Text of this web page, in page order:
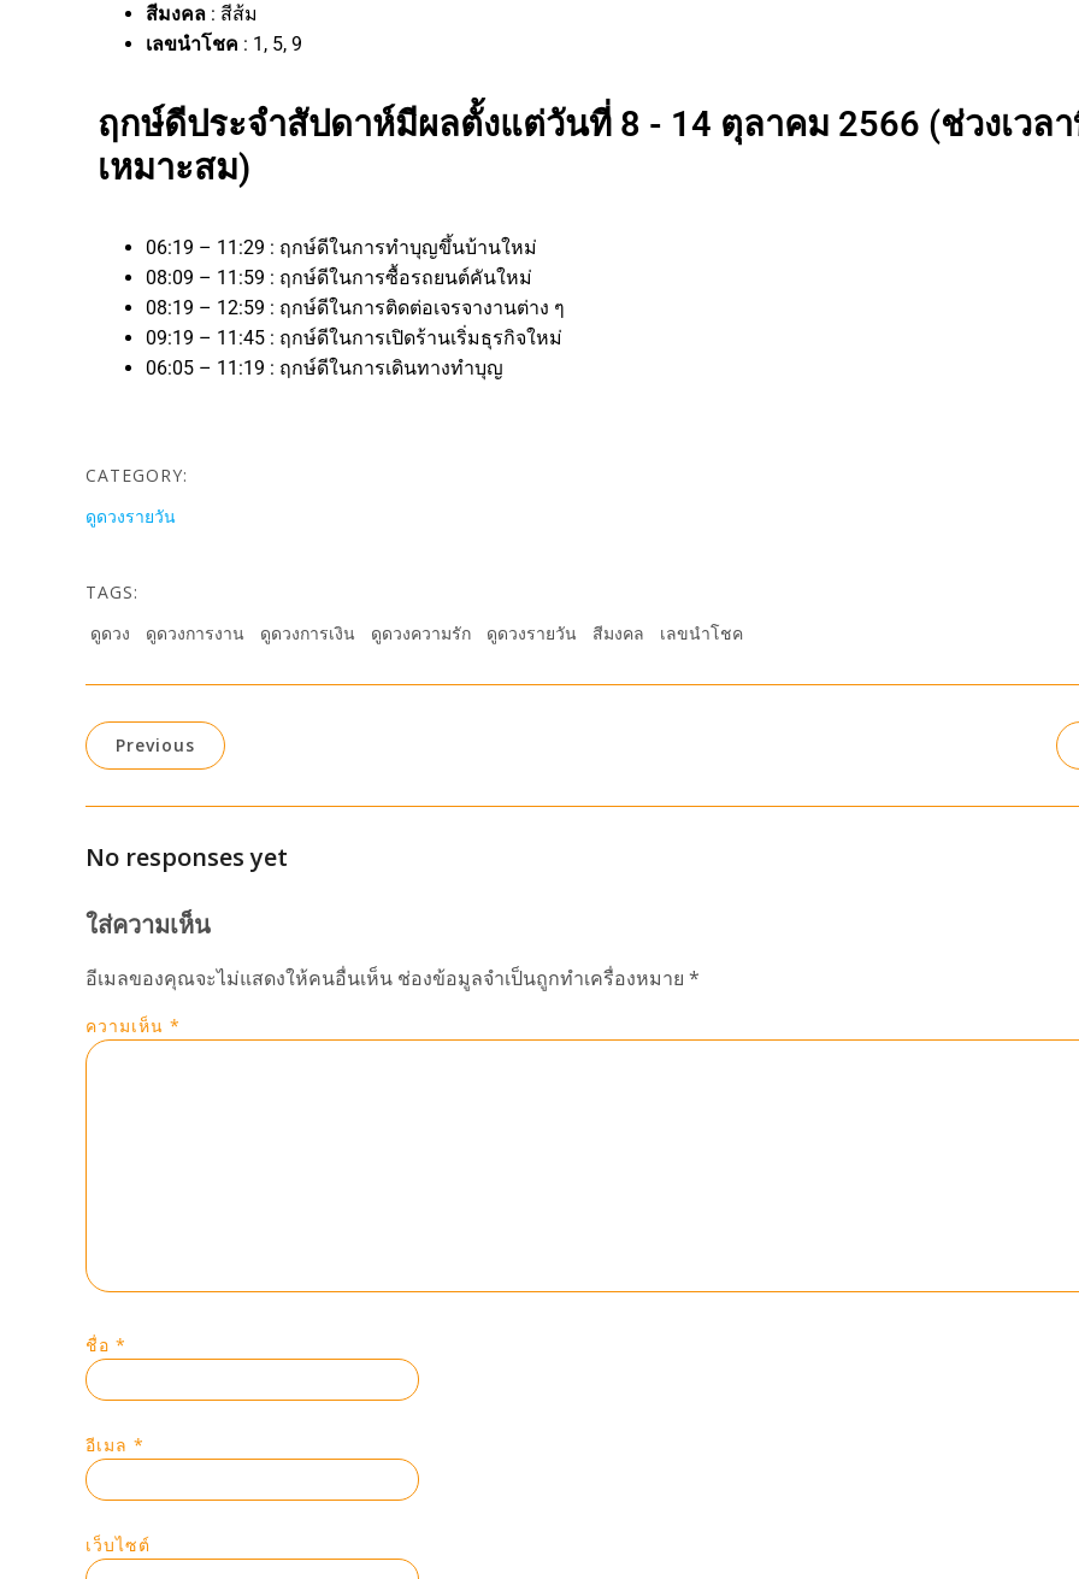
สีมงคล : สีส้ม
เลขนำโชค : 1, 5, 9
ฤกษ์ดีประจำสัปดาห์มีผลตั้งแต่วันที่ 8 - 14 ตุลาคม 2566 (ช่วงเวล
เหมาะสม)
06:19 – 11:29 : ฤกษ์ดีในการทำบุญขึ้นบ้านใหม่
08:09 – 11:59 : ฤกษ์ดีในการซื้อรถยนต์คันใหม่
08:19 – 12:59 : ฤกษ์ดีในการติดต่อเจรจางานต่าง ๆ
09:19 – 11:45 : ฤกษ์ดีในการเปิดร้านเริ่มธุรกิจใหม่
06:05 – 11:19 : ฤกษ์ดีในการเดินทางทำบุญ
CATEGORY:
ดูดวงรายวัน
TAGS:
ดูดวง
ดูดวงการงาน ดูดวงการเงิน ดูดวงความรัก ดูดวงรายวัน สีมงคล เลขนำโชค
Previous
No responses yet
ใส่ความเห็น
อีเมลของคุณจะไม่แสดงให้คนอื่นเห็น ช่องข้อมูลจำเป็นถูกทำเครื่องหมาย *
ความเห็น *
ชื่อ *
อีเมล *
เว็บไซต์